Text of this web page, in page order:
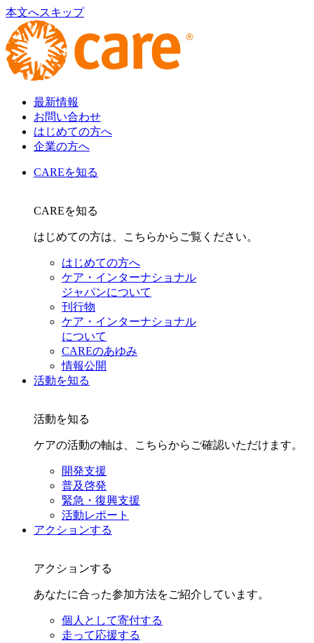
本文へスキップ
最新情報
お問い合わせ
はじめての方へ
企業の方へ
CAREを知る
CAREを知る
はじめての方は、こちらからご覧ください。
はじめての方へ
ケア・インターナショナル
ジャパンについて
刊行物
ケア・インターナショナル
について
CAREのあゆみ
情報公開
活動を知る
活動を知る
ケアの活動の軸は、こちらからご確認いただけます。
開発支援
普及啓発
緊急・復興支援
活動レポート
アクションする
アクションする
あなたに合った参加方法をご紹介しています。
個人として寄付する
走って応援する